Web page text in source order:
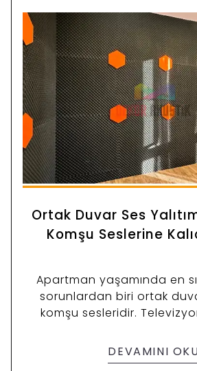
Ortak Duvar Ses
Komşu Seslerine
Apartman yaşamında en
sorunlardan biri ortak
komşu sesleridir.
gürültüleri zamanla
gelebilir
DEVAMINI